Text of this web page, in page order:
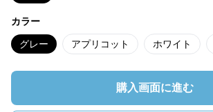
カラー
グレー アプリコット ホワイト
購入画面に進む